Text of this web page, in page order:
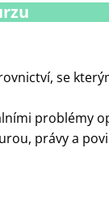
se
problémy
právy a